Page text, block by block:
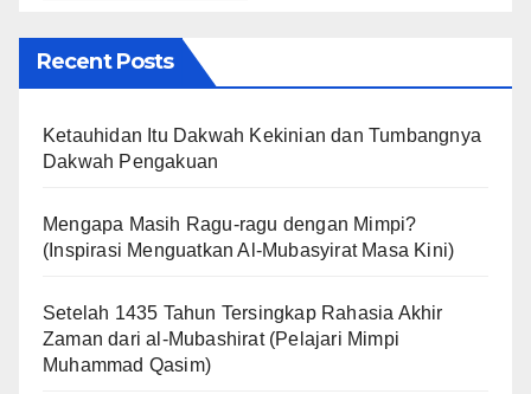
Recent Posts
Ketauhidan Itu Dakwah Kekinian dan Tumbangnya
Dakwah Pengakuan
Mengapa Masih Ragu-ragu dengan Mimpi?
(Inspirasi Menguatkan Al-Mubasyirat Masa Kini)
Setelah 1435 Tahun Tersingkap Rahasia Akhir
Zaman dari al-Mubashirat (Pelajari Mimpi
Muhammad Qasim)